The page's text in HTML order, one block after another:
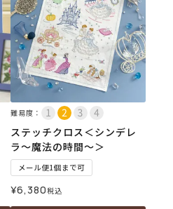
難易度：
ステッチクロス＜シンデレ
ラ～魔法の時間～＞
メール便1個まで可
¥6,380税込